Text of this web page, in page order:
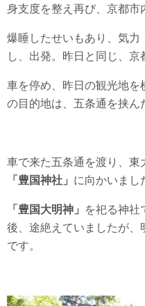
身支度を整え再び、京都市
爆睡したせいもあり、気力
し、出発。昨日と同じ、京
車を停め、昨日の観光地を
の目的地は、五条通を挟ん
車で来た五条通を渡り、
「豊国神社」 に向かいまし
「豊国大明神」
を祀る神社
後、途絶えていましたが、
です。